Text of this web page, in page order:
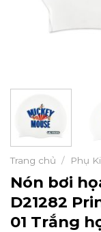
Trang chủ / Phụ
Nón bơi
D21282
01 Trắng